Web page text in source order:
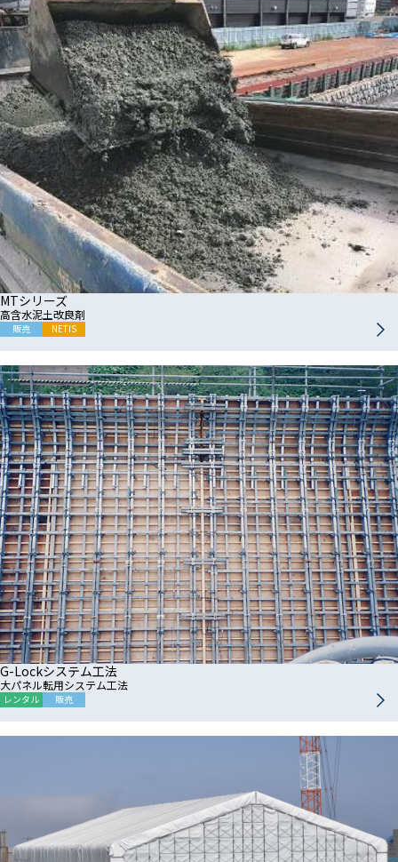
MTシリーズ
高含水泥土改良剤
販売 NETIS
G-Lockシステム工法
大パネル転用システム工法
レンタル 販売